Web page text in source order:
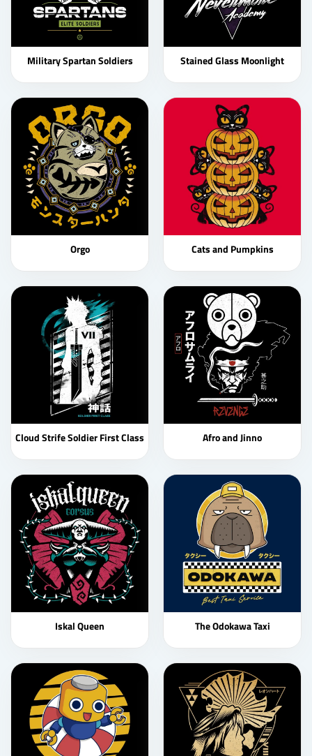
Military Spartan Soldiers Stained Glass Moonlight
Orgo Cats and Pumpkins
Cloud Strife Soldier First Class Afro and Jinno
Iskal Queen The Odokawa Taxi